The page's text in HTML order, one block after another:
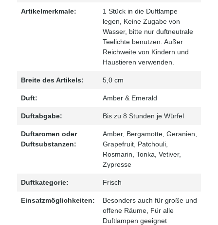
Artikelmerkmale:
1 Stück in die Duftlampe
legen, Keine Zugabe von
Wasser, bitte nur duftneutrale
Teelichte benutzen. Außer
Reichweite von Kindern und
Haustieren verwenden.
Breite des Artikels: 5,0 cm
Duft: Amber & Emerald
Duftabgabe: Bis zu 8 Stunden je Würfel
Duftaromen oder
Duftsubstanzen:
Amber, Bergamotte , Geranien
Grapefruit , Patchouli
Rosmarin , Tonka , Vetiver,
Zypresse
Duftkategorie: Frisch
Einsatzmöglichkeiten:
Besonders auch für große und
offene Räume, Für alle
Duftlampen geeignet